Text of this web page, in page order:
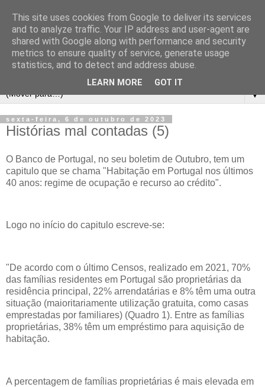
▼
sexta-feira, 6 de outubro de 2023
Histórias mal contadas (5)
O Banco de Portugal, no seu boletim de Outubro, tem um
capitulo que se chama "Habitação em Portugal nos últimos
40 anos: regime de ocupação e recurso ao crédito".
Logo no início do capitulo escreve-se:
"De acordo com o último Censos, realizado em 2021, 70%
das famílias residentes em Portugal são proprietárias da
residência principal, 22% arrendatárias e 8% têm uma outra
situação (maioritariamente utilização gratuita, como casas
emprestadas por familiares) (Quadro 1). Entre as famílias
proprietárias, 38% têm um empréstimo para aquisição de
habitação.
A percentagem de famílias proprietárias é mais elevada em
This site uses cookies from Google to deliver its services
and to analyze traffic. Your IP address and user-agent are
shared with Google along with performance and security
metrics to ensure quality of service, generate usage
statistics, and to detect and address abuse.
LEARN MORE GOT IT